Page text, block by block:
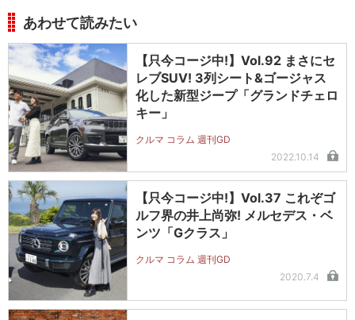
あわせて読みたい
【只今コージ中!】Vol.92 まさにセ
レブSUV! 3列シート&ゴージャス
化した新型ジープ「グランドチェロ
キー」
クルマ コラム 週刊GD
2022.10.14
【只今コージ中!】Vol.37 これぞゴ
ルフ界の井上尚弥! メルセデス・ベ
ンツ「Gクラス」
クルマ コラム 週刊GD
2020.7.4